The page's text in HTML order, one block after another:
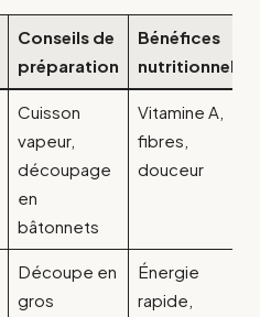
Conseils de
préparation
Bénéfices
nutritionnels
Cuisson
vapeur,
découpage
en
bâtonnets
Vitamine A,
fibres,
douceur
Découpe en
gros
Énergie
rapide,